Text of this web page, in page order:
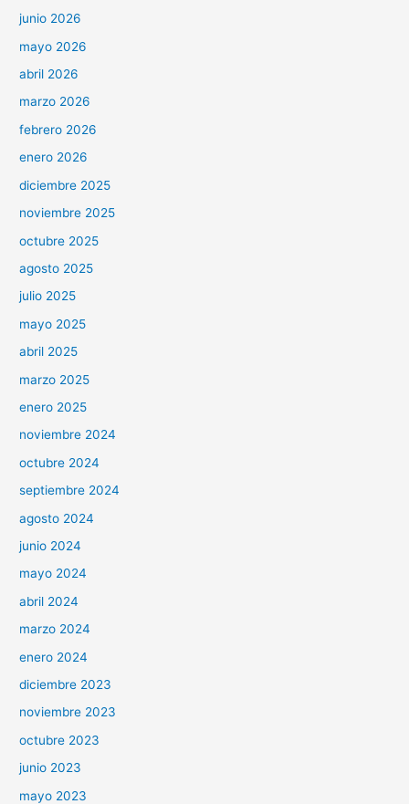
junio 2026
mayo 2026
abril 2026
marzo 2026
febrero 2026
enero 2026
diciembre 2025
noviembre 2025
octubre 2025
agosto 2025
julio 2025
mayo 2025
abril 2025
marzo 2025
enero 2025
noviembre 2024
octubre 2024
septiembre 2024
agosto 2024
junio 2024
mayo 2024
abril 2024
marzo 2024
enero 2024
diciembre 2023
noviembre 2023
octubre 2023
junio 2023
mayo 2023